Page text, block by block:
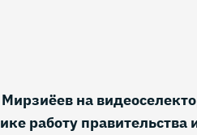
на
работу правительства